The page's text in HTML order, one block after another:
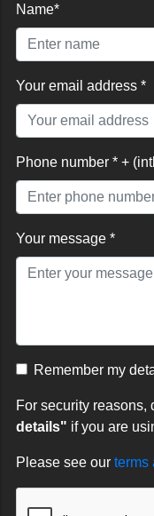
Name*
Your email address *
Phone number * +
Your message *
Remember my
For security reasons,
details" if you are
Please see our terms